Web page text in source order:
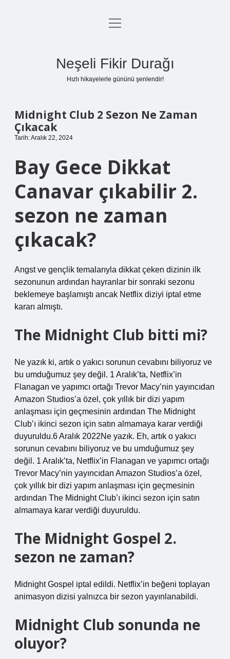
Anasayfa
menüyü
Neşeli Fikir Durağı
Hızlı hikayelerle gününü şenlendir!
Midnight Club 2 Sezon Ne Zaman
Çıkacak
Tarih: Aralık 22, 2024
Bay Gece Dikkat
Canavar çıkabilir 2.
sezon ne zaman
çıkacak?
Angst ve gençlik temalarıyla dikkat çeken dizinin ilk
sezonunun ardından hayranlar bir sonraki sezonu
beklemeye başlamıştı ancak Netflix diziyi iptal etme
kararı almıştı.
The Midnight Club bitti mi?
Ne yazık ki, artık o yakıcı sorunun cevabını biliyoruz ve
bu umduğumuz şey değil. 1 Aralık’ta, Netflix’in
Flanagan ve yapımcı ortağı Trevor Macy’nin yayıncıdan
Amazon Studios’a özel, çok yıllık bir dizi yapım
anlaşması için geçmesinin ardından The Midnight
Club’ı ikinci sezon için satın almamaya karar verdiği
duyuruldu.6 Aralık 2022Ne yazık. Eh, artık o yakıcı
sorunun cevabını biliyoruz ve bu umduğumuz şey
değil. 1 Aralık’ta, Netflix’in Flanagan ve yapımcı ortağı
Trevor Macy’nin yayıncıdan Amazon Studios’a özel,
çok yıllık bir dizi yapım anlaşması için geçmesinin
ardından The Midnight Club’ı ikinci sezon için satın
almamaya karar verdiği duyuruldu.
The Midnight Gospel 2.
sezon ne zaman?
Midnight Gospel iptal edildi. Netflix’in beğeni toplayan
animasyon dizisi yalnızca bir sezon yayınlanabildi.
Midnight Club sonunda ne
oluyor?